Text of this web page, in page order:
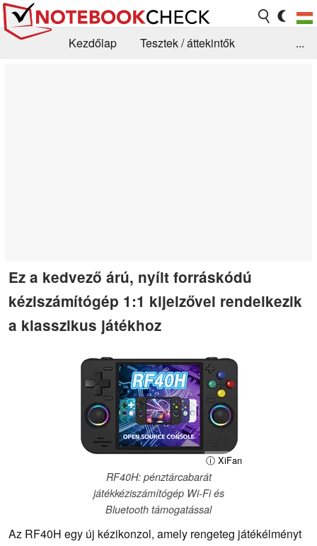
Kezdőlap
Tesztek / áttekintők
...
Ez a kedvező árú, nyílt forráskódú
kéziszámítógép 1:1 kijelzővel rendelkezik
a klasszikus játékhoz
ⓘ XiFan
RF40H: pénztárcabarát
játékkéziszámítógép Wi-Fi és
Bluetooth támogatással
Az RF40H egy új kézikonzol, amely rengeteg játékélményt